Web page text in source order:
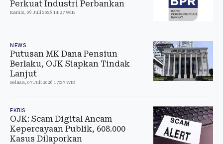
Perkuat Industri Perbankan
Kamis, 09 Juli 2026 14:27 WIB
NEWS
Putusan MK Dana Pensiun
Berlaku, OJK Siapkan Tindak
Lanjut
Selasa, 07 Juli 2026 17:27 WIB
EKBIS
OJK: Scam Digital Ancam
Kepercayaan Publik, 608.000
Kasus Dilaporkan